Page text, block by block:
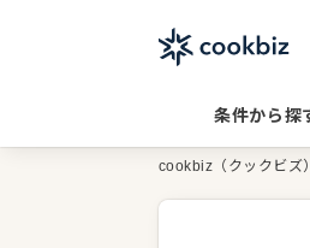
条件から探
cookbiz（クックビズ